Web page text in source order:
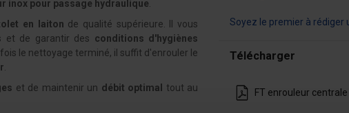
inox pour passage hydraulique
en laiton de qualité supérieure. Il vous
et de garantir des conditions d'hygiènes
le nettoyage terminé, il suffit d'enrouler le
et de maintenir un débit optimal
tout au
Soyez le premier à rédiger
Télécharger
FT enrouleur centrale